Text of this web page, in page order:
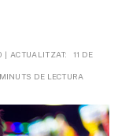
ACTUALITZAT: 11 DE
DE LECTURA